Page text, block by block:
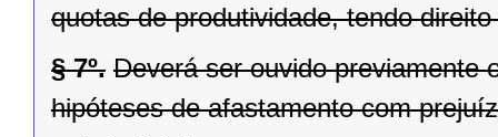
quotas de produtividade, tendo
§ 7º. Deverá ser ouvido previamente
hipóteses de afastamento com